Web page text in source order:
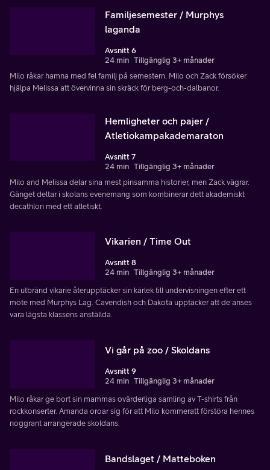
Familjesemester / Murphys
laganda
Avsnitt 6
24 min Tillgänglig 3+ månader
Milo råkar hamna med fel familj på semestern. Milo och Zack försöker
hjälpa Melissa att övervinna sin skräck för berg-och-dalbanor.
Hemligheter och pajer /
Atletiokampakademaraton
Avsnitt 7
24 min Tillgänglig 3+ månader
Milo and Melissa delar sina mest pinsamma historier, men Zack vägrar.
Gänget deltar i skolans evenemang som kombinerar dett akademiskt
decathlon med ett atletiskt.
Vikarien / Time Out
Avsnitt 8
24 min Tillgänglig 3+ månader
En utbränd vikarie återupptäcker sin kärlek till undervisningen efter ett
möte med Murphys Lag. Cavendish och Dakota upptäcker att de anses
vara lägsta klassens anställda.
Vi går på zoo / Skoldans
Avsnitt 9
24 min Tillgänglig 3+ månader
Milo råkar ge bort sin mammas ovärderliga samling av T-shirts från
rockkonserter. Amanda oroar sig för att Milo kommeratt förstöra hennes
noggrant arrangerade skoldans.
Bandslaget / Matteboken